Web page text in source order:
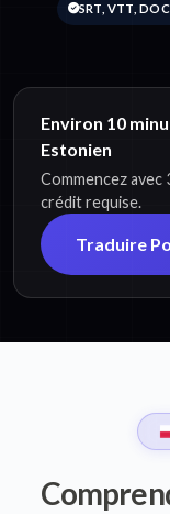
SRT, VTT,
Environ 10
Estonien
Commencez
crédit requise.
Traduire